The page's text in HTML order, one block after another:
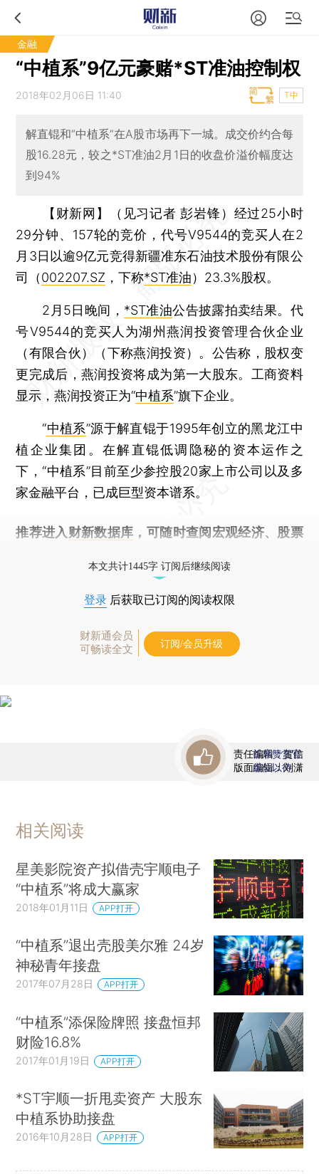
金融
“中植系”9亿元豪赌*ST准油控制权
2018年02月06日 11:40 T中
解直锟和“中植系”在A股市场再下一城。成交价约合每
股16.28元，较之*ST准油2月1日的收盘价溢价幅度达
到94%
【财新网】（见习记者 彭岩锋） 经过25小时
29分钟、157轮的竞价，代号V9544的竞买人在2
月3日以逾9亿元竞得新疆准东石油技术股份有限公
司（002207.SZ ，下称*ST准油）23.3%股权。
2月5日晚间， *ST准油公告披露拍卖结果。代
号V9544的竞买人为湖州燕润投资管理合伙企业
（有限合伙）（下称燕润投资）。公告称，股权变
更完成后，燕润投资将成为第一大股东。工商资料
显示，燕润投资正为“中植系”旗下企业。
“中植系”源于解直锟于1995年创立的黑龙江中
植企业集团。在解直锟低调隐秘的资本运作之
下，“中植系”目前至少参控股20家上市公司以及多
家金融平台，已成巨型资本谱系。
推荐进入 财新数据库 ，可随时查阅宏观经济、股票
本文共计1445字 订阅后继续阅读
登录 后获取已订阅的阅读权限
财新通会员
可畅读全文
订阅/会员升级
责任编辑：贺信
版面编辑：刘潇
首席赞赏官
虚位以待
相关阅读
星美影院资产拟借壳宇顺电子
“中植系”将成大赢家
2018年01月11日 APP打开
“中植系”退出壳股美尔雅 24岁
神秘青年接盘
2017年07月28日 APP打开
“中植系”添保险牌照 接盘恒邦
财险16.8%
2017年01月19日 APP打开
*ST宇顺一折甩卖资产 大股东
中植系协助接盘
2016年10月28日 APP打开